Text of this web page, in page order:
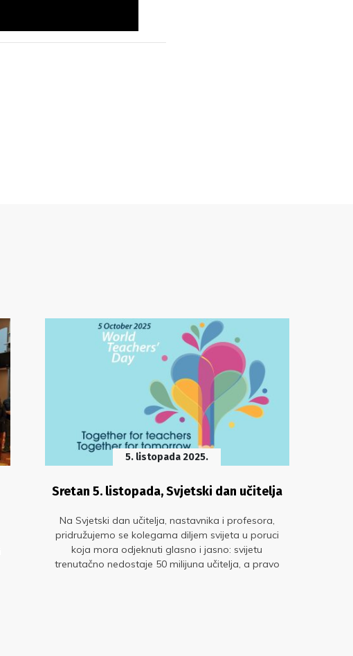
5. listopada 2025.
Sretan 5. listopada, Svjetski dan učitelja
Na Svjetski dan učitelja, nastavnika i profesora,
pridružujemo se kolegama diljem svijeta u poruci
koja mora odjeknuti glasno i jasno: svijetu
trenutačno nedostaje 50 milijuna učitelja, a pravo